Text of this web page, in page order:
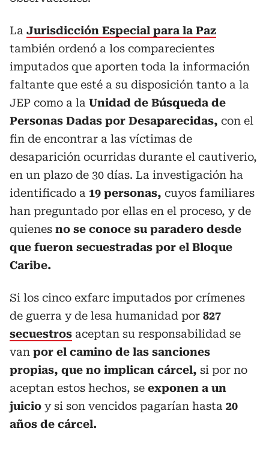
La Jurisdicción Especial para la Paz
también ordenó a los comparecientes
imputados que aporten toda la información
faltante que esté a su disposición tanto a la
JEP como a la Unidad de Búsqueda de
Personas Dadas por Desaparecidas, con el
fin de encontrar a las víctimas de
desaparición ocurridas durante el cautiverio,
en un plazo de 30 días. La investigación ha
identificado a 19 personas, cuyos familiares
han preguntado por ellas en el proceso, y de
quienes no se conoce su paradero desde
que fueron secuestradas por el Bloque
Caribe.
Si los cinco exfarc imputados por crímenes
de guerra y de lesa humanidad por 827
secuestros aceptan su responsabilidad se
van por el camino de las sanciones
propias, que no implican cárcel, si por no
aceptan estos hechos, se exponen a un
juicio y si son vencidos pagarían hasta 20
años de cárcel.